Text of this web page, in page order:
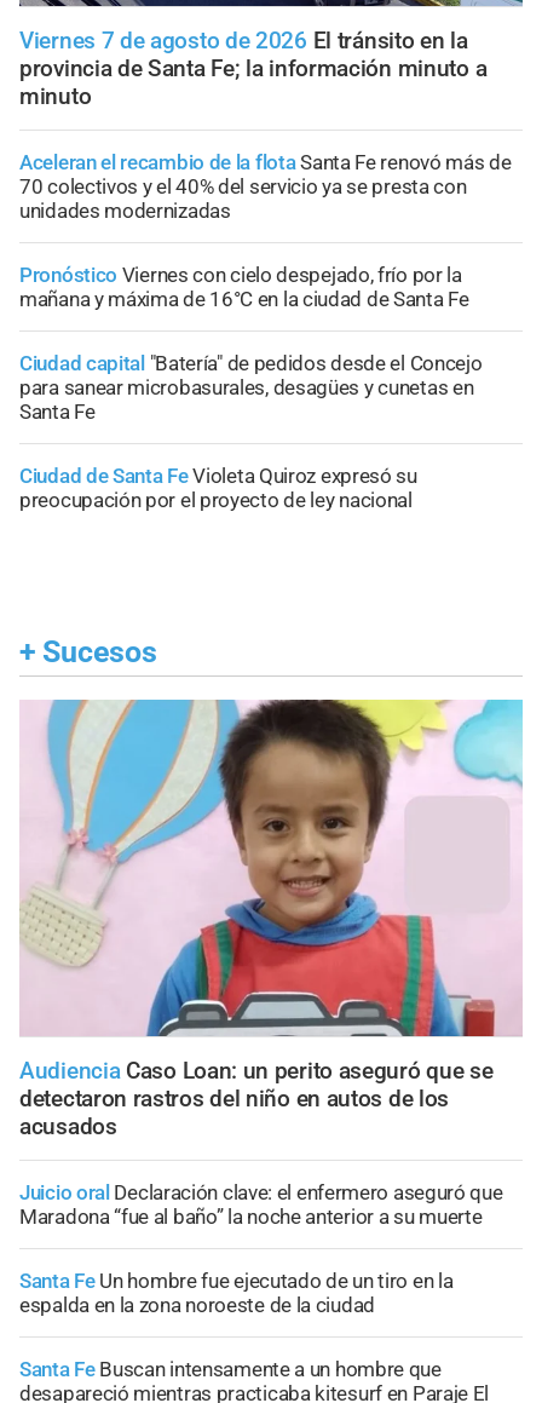
Viernes 7 de agosto de 2026 El tránsito en la
provincia de Santa Fe; la información minuto a
minuto
Aceleran el recambio de la flotaSanta Fe renovó más de
70 colectivos y el 40% del servicio ya se presta con
unidades modernizadas
Pronóstico Viernes con cielo despejado, frío por la
mañana y máxima de 16°C en la ciudad de Santa Fe
Ciudad capital "Batería" de pedidos desde el Concejo
para sanear microbasurales, desagües y cunetas en
Santa Fe
Ciudad de Santa FeVioleta Quiroz expresó su
preocupación por el proyecto de ley nacional
+ Sucesos
Audiencia Caso Loan: un perito aseguró que se
detectaron rastros del niño en autos de los
acusados
Juicio oral Declaración clave: el enfermero aseguró que
Maradona “fue al baño” la noche anterior a su muerte
Santa Fe Un hombre fue ejecutado de un tiro en la
espalda en la zona noroeste de la ciudad
Santa Fe Buscan intensamente a un hombre que
desapareció mientras practicaba kitesurf en Paraje El